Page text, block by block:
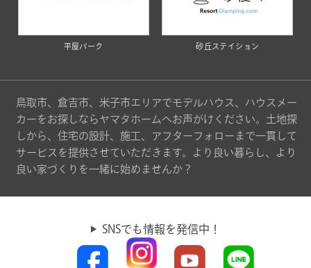
平屋パーク 砂丘ステイション
鳥取市、倉吉市、米子市エリアでモデルハウス、ハウスメー
カーをお探しならヤマタホームへお声がけください。土地探
しから、住宅の設計、施工、アフターフォローまで一貫して
サービスを提供させていただきます。より良い暮らし、より
良い家づくりを一緒に始めませんか？
SNSでも情報を発信中！